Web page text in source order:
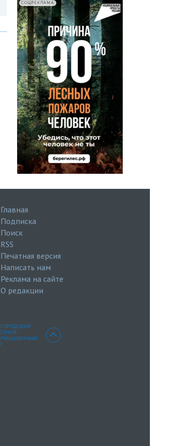
СОЦРЕКЛАМА
Главная
Подписка
Поиск
RSS
Печатная версия
Написать нам
Реклама на сайте
О редакции